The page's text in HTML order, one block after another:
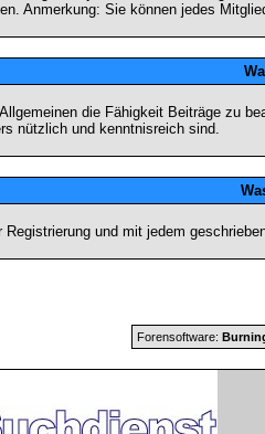
Anmerkung: Sie können jedes
die Fähigkeit Beiträge zu
nützlich und kenntnisreich sind.
und mit jedem
Forensoftware: